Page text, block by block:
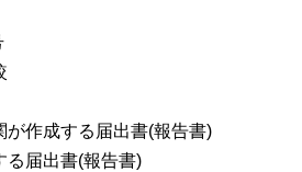
が作成する届出書(報告書)
る届出書(報告書)